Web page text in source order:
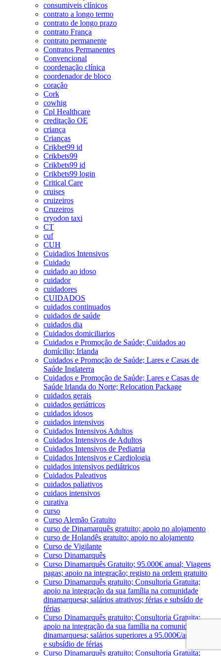
consumiveis clínicos
contrato a longo termo
contrato de longo prazo
contrato França
contrato permanente
Contratos Permanentes
Convencional
coordenação clínica
coordenador de bloco
coração
Cork
cowhig
Cpl Healthcare
creditação OE
criança
Crianças
Crikbet99 id
Crikbets99
Crikbets99 id
Crikbets99 login
Critical Care
cruises
cruizeiros
Cruzeiros
cryodon taxi
CT
cuf
CUH
Cuidadios Intensivos
Cuidado
cuidado ao idoso
cuidador
cuidadores
CUIDADOS
cuidados continuados
cuidados de saúde
cuidados dia
Cuidados domiciliarios
Cuidados e Promoção de Saúde; Cuidados ao
domícilio; Irlanda
Cuidados e Promoção de Saúde; Lares e Casas de
Saúde Inglaterra
Cuidados e Promoção de Saúde; Lares e Casas de
Saúde Irlanda do Norte; Relocation Package
cuidados gerais
cuidados geriátricos
cuidados idosos
cuidados intensivos
Cuidados Intensivos Adultos
Cuidados Intensivos de Adultos
Cuidados Intensivos de Pediatria
Cuidados Intensivos e Cardiologia
cuidados intensivos pediátricos
Cuidados Paleativos
cuidados paliativos
cuidaos intensivos
curativa
curso
Curso Alemão Gratuito
curso de Dinamarquês gratuito; apoio no alojamento
curso de Holandês gratuito; apoio no alojamento
Curso de Vigilante
Curso Dinamarquês
Curso Dinamarquês Gratuito; 95.000€ anual; Viagens
pagas; apoio na integração; registo na ordem gratuito
Curso Dinamarquês gratuito; Consultoria Gratuita;
apoio na integração da sua família na comunidade
dinamarquesa; salários atrativos; férias e subsído de
férias
Curso Dinamarquês gratuito; Consultoria Gratuita;
apoio na integração da sua família na comunidade
dinamarquesa; salários superiores a 95.000€/ano; férias
e subsídio de férias
Curso Dinamarquês gratuito; Consultoria Gratuita;